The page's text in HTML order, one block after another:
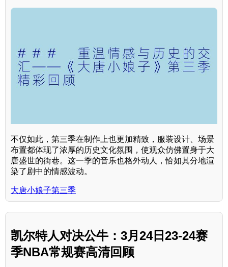
不仅如此，第三季在制作上也更加精致，服装设计、场景
布置都体现了浓厚的历史文化氛围，使观众仿佛置身于大
唐盛世的街巷。这一季的音乐也格外动人，恰如其分地渲
染了剧中的情感波动。
大唐小娘子第三季
凯尔特人对决公牛：3月24日23-24赛
季NBA常规赛高清回顾